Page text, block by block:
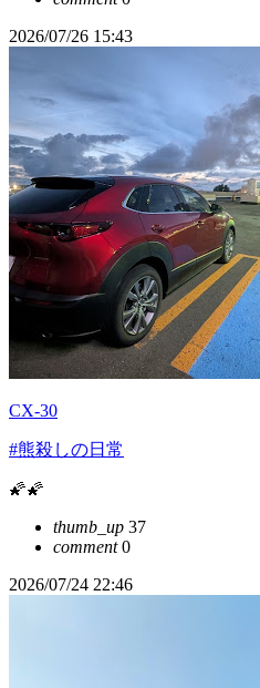
2026/07/26 15:43
CX-30
#熊殺しの日常
🌠🌠
thumb_up 37
comment0
2026/07/24 22:46